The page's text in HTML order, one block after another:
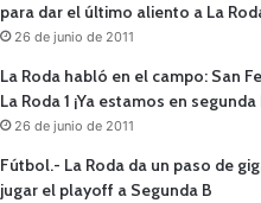
para dar el último aliento a La
26 de junio de 2011
La Roda habló en el campo: San
La Roda 1 ¡Ya estamos en segunda
26 de junio de 2011
Fútbol.- La Roda da un paso de
jugar el playoff a Segunda B